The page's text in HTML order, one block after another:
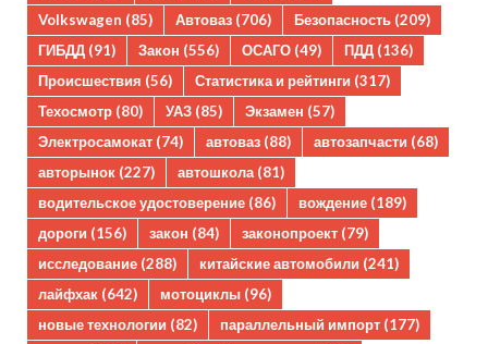
Volkswagen (85) Автоваз (706) Безопасность (209)
ГИБДД (91) Закон (556) ОСАГО (49) ПДД (136)
Происшествия (56) Статистика и рейтинги (317)
Техосмотр (80) УАЗ (85) Экзамен (57)
Электросамокат (74) автоваз (88) автозапчасти (68)
авторынок (227) автошкола(81)
водительское удостоверение (86) вождение (189)
дороги (156) закон (84) законопроект (79)
исследование (288) китайские автомобили (241)
лайфхак (642) мотоциклы (96)
новые технологии (82) параллельный импорт (177)